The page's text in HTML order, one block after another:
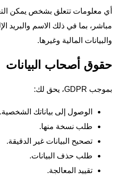
أي معلومات تتعلق بشخص يمكن
والبيانات المالية وغيرها.
حقوق أصحاب البيانات
بموجب GDPR، يحق لك:
الوصول إلى بياناتك الشخصية.
طلب نسخة منها.
تصحيح البيانات غير الدقيقة.
طلب حذف البيانات.
تقييد المعالجة.